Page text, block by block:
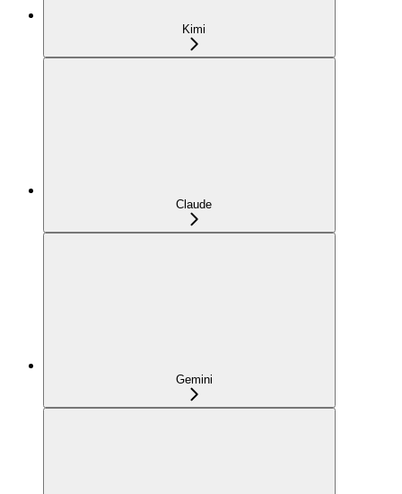
Kimi
Claude
Gemini